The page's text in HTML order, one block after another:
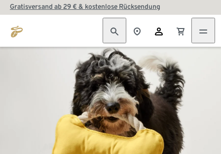
Gratisversand ab 29 € & kostenlose Rücksendung